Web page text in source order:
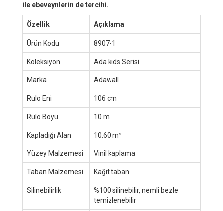
ile ebeveynlerin de tercihi.
Özellik Açıklama
Ürün Kodu 8907-1
Koleksiyon Ada kids Serisi
Marka Adawall
Rulo Eni 106 cm
Rulo Boyu 10 m
Kapladığı Alan 10.60 m²
Yüzey Malzemesi Vinil kaplama
Taban Malzemesi Kağıt taban
Silinebilirlik
%100 silinebilir, nemli bezle
temizlenebilir